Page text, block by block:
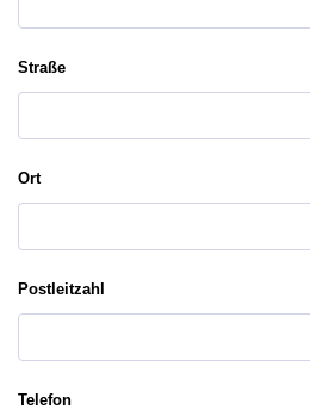
Straße
Ort
Postleitzahl
Telefon